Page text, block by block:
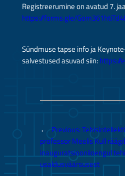
Registreerumine on avatud 7.
https://forms.gle/
Sündmuse tapse info ja
salvestused asuvad siin:https://
← Previous:Tehisintellekti
professor Meelis Kull
inauguratsiooniloengul
usaldusväärsusest